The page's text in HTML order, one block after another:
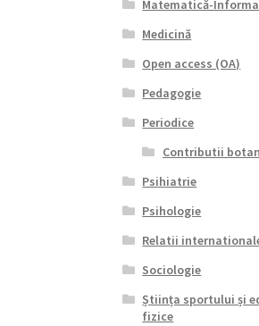
Matematică-
Medicină
Open access (OA)
Pedagogie
Periodice
Contributii
Psihiatrie
Psihologie
Relatii
Sociologie
Știința sportului și
fizice